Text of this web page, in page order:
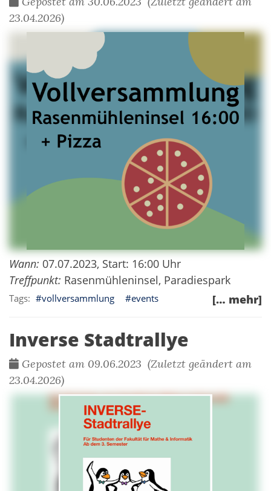
23.04.2026)
Wann: 07.07.2023, Start: 16:00 Uhr
Treffpunkt: Rasenmühleninsel, Paradiespark
[… mehr]
vollversammlung events
Inverse Stadtrallye
Gepostet am 09.06.2023 (Zuletzt geändert am
23.04.2026)